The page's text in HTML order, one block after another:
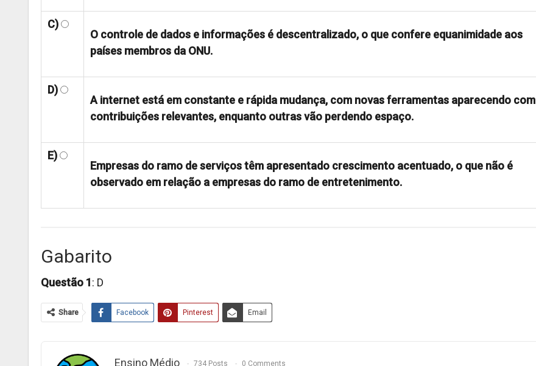
C)
O controle de dados e informações é descentralizado, o que confere equanimidade aos
países membros da ONU.
D)
A internet está em constante e rápida mudança, com novas ferramentas aparecendo com
contribuições relevantes, enquanto outras vão perdendo espaço.
E)
Empresas do ramo de serviços têm apresentado crescimento acentuado, o que não é
observado em relação a empresas do ramo de entretenimento.
Gabarito
Questão 1: D
Share Facebook Pinterest Email
Ensino Médio 734 Posts 0 Comments